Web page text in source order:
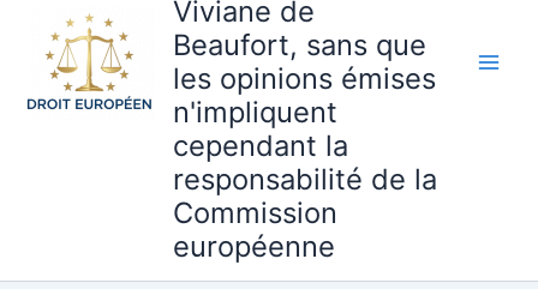
Viviane de
Beaufort, sans que
les opinions émises
n'impliquent
cependant la
responsabilité de la
Commission
européenne